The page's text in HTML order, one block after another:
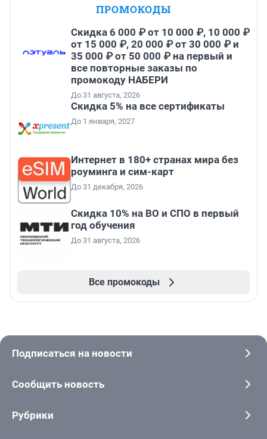
ПРОМОКОДЫ
Скидка 6 000 ₽ от 10 000 ₽, 10 000 ₽
от 15 000 ₽, 20 000 ₽ от 30 000 ₽ и
35 000 ₽ от 50 000 ₽ на первый и
все повторные заказы по
промокоду НАБЕРИ
До 31 августа, 2026
Скидка 5% на все сертификаты
До 1 января, 2027
Интернет в 180+ странах мира без
роуминга и сим-карт
До 31 декабря, 2026
Скидка 10% на ВО и СПО в первый
год обучения
До 31 августа, 2026
Все промокоды
Подписаться на новости
Сообщить новость
Рубрики